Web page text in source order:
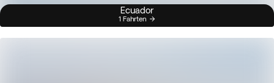
Ecuador
1 Fahrten